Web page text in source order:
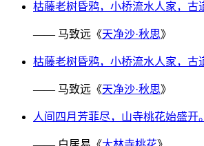
枯藤老树昏鸦，小桥流水人家，古
—— 马致远《天净沙·秋思》
枯藤老树昏鸦，小桥流水人家，古
—— 马致远《天净沙·秋思》
人间四月芳菲尽，山寺桃花始盛开。